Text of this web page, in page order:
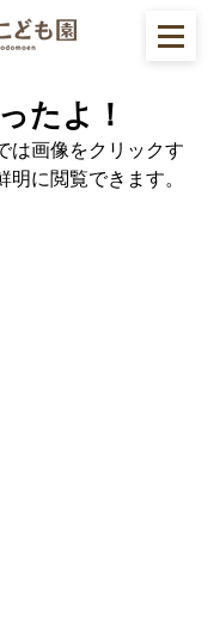
たよ！
は画像をクリックす
に閲覧できます。